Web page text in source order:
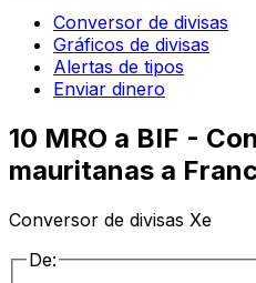
Conversor de divisas
Gráficos de divisas
Alertas de tipos
Enviar dinero
10 MRO a BIF -
mauritanas a
Conversor de divisas Xe
De: